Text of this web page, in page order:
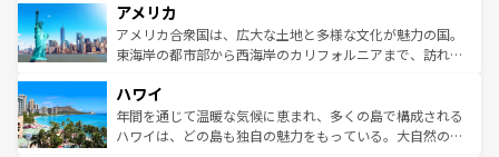
ンツ一覧を参照してほしい。
の建物がそのまま残る町や、スイスならではのユニークな
博物館もあり、アルプス観光だけでなく町歩きも満喫する
ことができる。国民の所得が高いため物価も高いが、旅行
ば市内交通費無料で観光を楽しむこともできる。 なお、新
着のスイス情報はコンテンツ一覧 を参照してほしい。
アメリカ
アメリカ合衆国は、広大な土地と多様な文化が魅力の国。
東海岸の都市部から西海岸のカリフォルニアまで、訪れる
のような巨大都市は、観光、ショッピング、エンターテイ
ンメントが詰まった刺激的なスポットだ。一方、アメリカ
西部には大自然が広がり、グランドキャニオンやイエロー
ハワイ
年間を通じて温暖な気候に恵まれ、多くの島で構成される
ハワイは、どの島も独自の魅力をもっている。大自然の神